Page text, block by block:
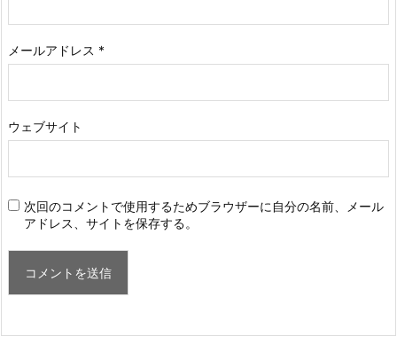
メールアドレス *
ウェブサイト
次回のコメントで使用するためブラウザーに自分の名前、メール
アドレス、サイトを保存する。